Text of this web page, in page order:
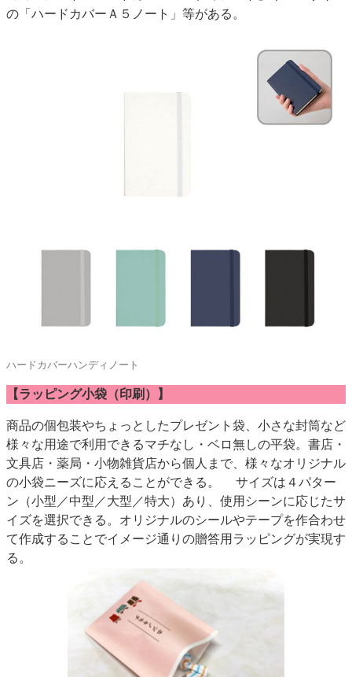
の「ハードカバーＡ５ノート」等がある。
ハードカバーハンディノート
【ラッピング小袋（印刷）】
商品の個包装やちょっとしたプレゼント袋、小さな封筒など
様々な用途で利用できるマチなし・ベロ無しの平袋。書店・
文具店・薬局・小物雑貨店から個人まで、様々なオリジナル
の小袋ニーズに応えることができる。 サイズは４パター
ン（小型／中型／大型／特大）あり、使用シーンに応じたサ
イズを選択できる。オリジナルのシールやテープを作合わせ
て作成することでイメージ通りの贈答用ラッピングが実現す
る。